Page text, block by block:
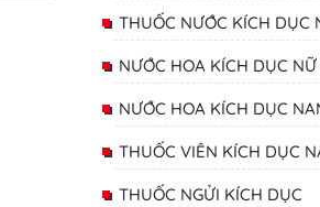
THUỐC NƯỚC KÍCH DỤC
NƯỚC HOA KÍCH DỤC NỮ
NƯỚC HOA KÍCH DỤC
THUỐC VIÊN KÍCH DỤC
THUỐC NGỬI KÍCH DỤC